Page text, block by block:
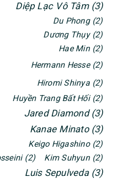
Diệp Lạc Vô Tâm (3)
Du Phong (2)
Dương Thụy (2)
Hae Min (2)
Hermann Hesse (2)
Hiromi Shinya (2)
Huyền Trang Bất Hối (2)
Jared Diamond (3)
Kanae Minato (3)
Keigo Higashino (2)
(2) Kim Suhyun (2)
Luis Sepulveda (3)